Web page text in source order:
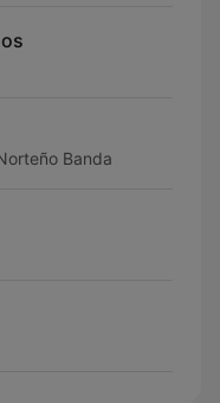
Banda